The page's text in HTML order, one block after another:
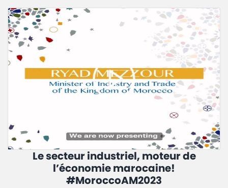
Le secteur industriel, moteur de
l’économie marocaine!
#MoroccoAM2023